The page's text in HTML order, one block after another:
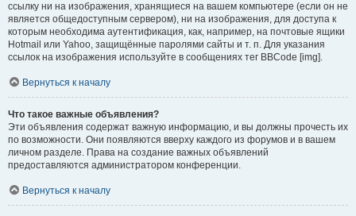
ссылку ни на изображения, хранящиеся на вашем компьютере (если он не
является общедоступным сервером), ни на изображения, для доступа к
которым необходима аутентификация, как, например, на почтовые ящики
Hotmail или Yahoo, защищённые паролями сайты и т. п. Для указания
ссылок на изображения используйте в сообщениях тег BBCode [img].
Вернуться к началу
Что такое важные объявления?
Эти объявления содержат важную информацию, и вы должны прочесть их
по возможности. Они появляются вверху каждого из форумов и в вашем
личном разделе. Права на создание важных объявлений
предоставляются администратором конференции.
Вернуться к началу